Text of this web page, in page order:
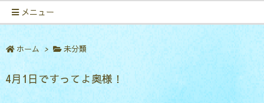
メニュー
ホーム > 未分類
4月1日ですってよ奥様！